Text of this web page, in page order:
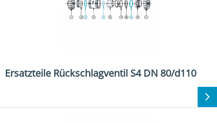
Ersatzteile Rückschlagventil S4 DN 80/d110